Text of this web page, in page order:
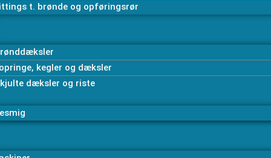
t. brønde og opføringsrør
kegler og dæksler
dæksler og riste